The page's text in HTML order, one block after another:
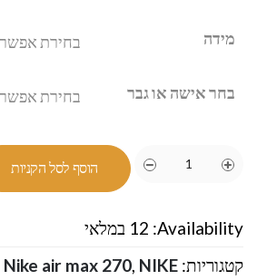
מידה
בחר אישה או גבר
הוסף לסל הקניות
Availability: 12 במלאי
קטגוריות:
Nike air max 270, NIKE-נייק